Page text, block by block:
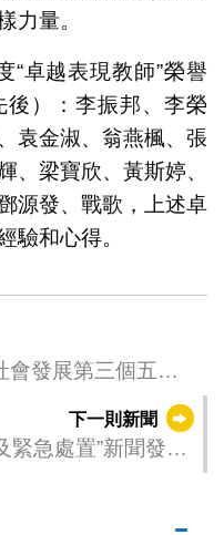
力量。
“卓越表現教師”榮譽
後）：李振邦、李榮
袁金淑、翁燕楓、張
、梁寶欣、黃斯婷、
源發、戰歌，上述卓
驗和心得。
會發展第三個五年
諮詢舉行智庫、專
下一則新聞
緊急處置”新聞發佈